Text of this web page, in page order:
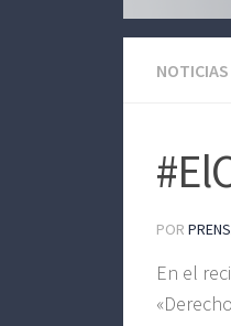
NOTICIAS
POR
En el